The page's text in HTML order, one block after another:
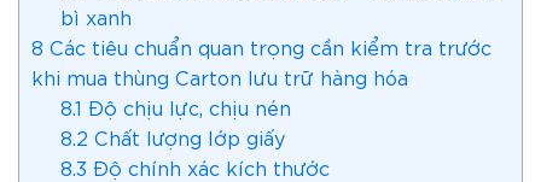
bì xanh
8 Các tiêu chuẩn quan trọng cần kiểm tra trước
khi mua thùng Carton lưu trữ hàng hóa
8.1 Độ chịu lực, chịu nén
8.2 Chất lượng lớp giấy
8.3 Độ chính xác kích thước